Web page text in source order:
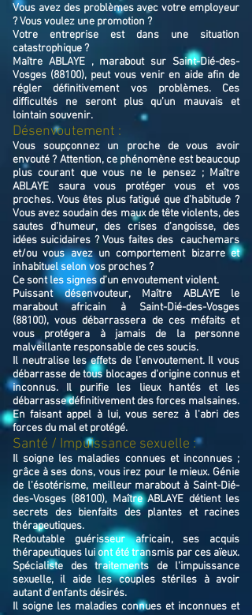
Vous avez des problèmes avec votre employeur
? Vous voulez une promotion ?
Votre entreprise est dans une situation
catastrophique ?
Maître ABLAYE , marabout sur Saint-Dié-des-
Vosges (88100), peut vous venir en aide afin de
régler définitivement vos problèmes. Ces
difficultés ne seront plus qu’un mauvais et
lointain souvenir.
Désenvoutement :
Vous soupçonnez un proche de vous avoir
envouté ? Attention, ce phénomène est beaucoup
plus courant que vous ne le pensez ; Maître
ABLAYE saura vous protéger vous et vos
proches. Vous êtes plus fatigué que d’habitude ?
Vous avez soudain des maux de tête violents, des
sautes d’humeur, des crises d’angoisse, des
idées suicidaires ? Vous faites des cauchemars
et/ou vous avez un comportement bizarre et
inhabituel selon vos proches ?
Ce sont les signes d’un envoutement violent.
Puissant désenvouteur,
Maître ABLAYE
le
marabout africain à Saint-Dié-des-Vosges
(88100), vous débarrassera de ces méfaits et
vous protégera à jamais de la personne
malveillante responsable de ces soucis.
Il neutralise les effets de l’envoutement. Il vous
débarrasse de tous blocages d'origine connus et
inconnus. Il purifie les lieux hantés et les
débarrasse définitivement des forces malsaines.
En faisant appel à lui, vous serez à l'abri des
forces du mal et protégé.
Santé / Impuissance sexuelle :
Il soigne les maladies connues et inconnues ;
grâce à ses dons, vous irez pour le mieux. Génie
de l'ésotérisme, meilleur marabout à Saint-Dié-
des-Vosges (88100), Maître ABLAYE détient les
secrets des bienfaits des plantes et racines
thérapeutiques.
Redoutable guérisseur africain, ses acquis
thérapeutiques lui ont été transmis par ces aïeux.
Spécialiste des traitements de l'impuissance
sexuelle, il aide les couples stériles à avoir
autant d'enfants désirés.
Il soigne les maladies connues et inconnues et